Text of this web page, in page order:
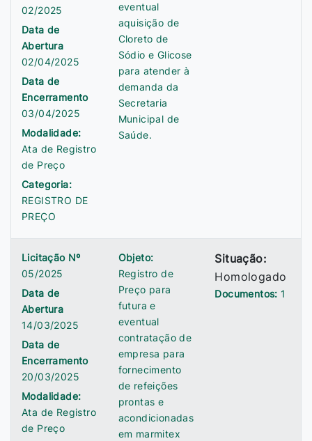
02/2025
Data de
Abertura
02/04/2025
Data de
Encerramento
03/04/2025
Modalidade:
Ata de Registro
de Preço
Categoria:
REGISTRO DE
PREÇO
eventual
aquisição de
Cloreto de
Sódio e Glicose
para atender à
demanda da
Secretaria
Municipal de
Saúde.
Licitação Nº
05/2025
Data de
Abertura
14/03/2025
Data de
Encerramento
20/03/2025
Modalidade:
Ata de Registro
de Preço
Objeto:
Registro de
Preço para
futura e
eventual
contratação de
empresa para
fornecimento
de refeições
prontas e
acondicionadas
em marmitex
Situação:
Homologado
Documentos: 1